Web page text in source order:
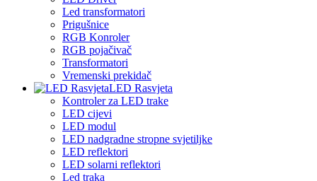
Led transformatori
Prigušnice
RGB Konroler
RGB pojačivač
Transformatori
Vremenski prekidač
LED Rasvjeta
Kontroler za LED trake
LED cijevi
LED modul
LED nadgradne stropne svjetiljke
LED reflektori
LED solarni reflektori
Led traka